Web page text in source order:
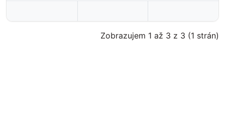
Zobrazujem 1 až 3 z 3 (1 strán)